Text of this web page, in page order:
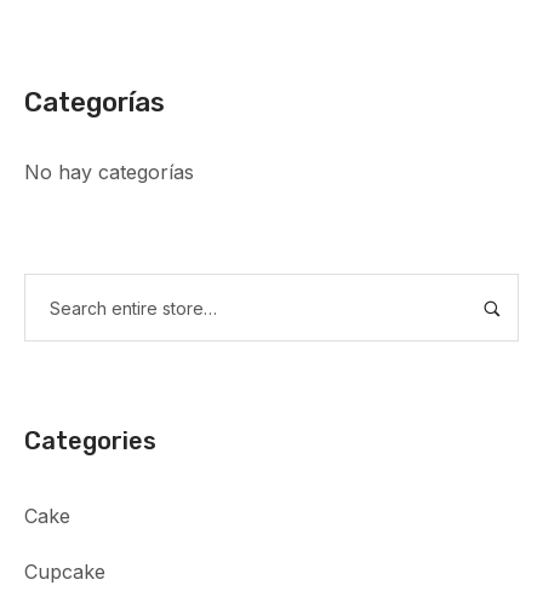
Categorías
No hay categorías
Categories
Cake
Cupcake